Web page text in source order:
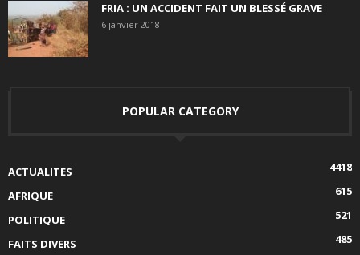
FRIA : UN ACCIDENT FAIT UN BLESSÉ GRAVE
6 janvier 2018
POPULAR CATEGORY
ACTUALITES
4418
AFRIQUE
615
POLITIQUE
521
FAITS DIVERS
485